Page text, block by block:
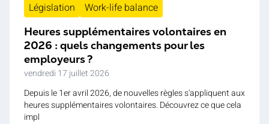
Législation Work-life balance
Heures supplémentaires volontaires en
2026 : quels changements pour les
employeurs ?
vendredi 17 juillet 2026
Depuis le 1er avril 2026, de nouvelles règles s'appliquent aux
heures supplémentaires volontaires. Découvrez ce que cela
impl